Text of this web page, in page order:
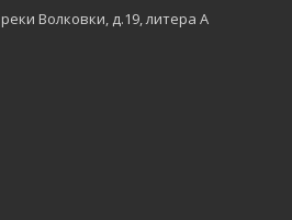
Волковки, д.19, литера А